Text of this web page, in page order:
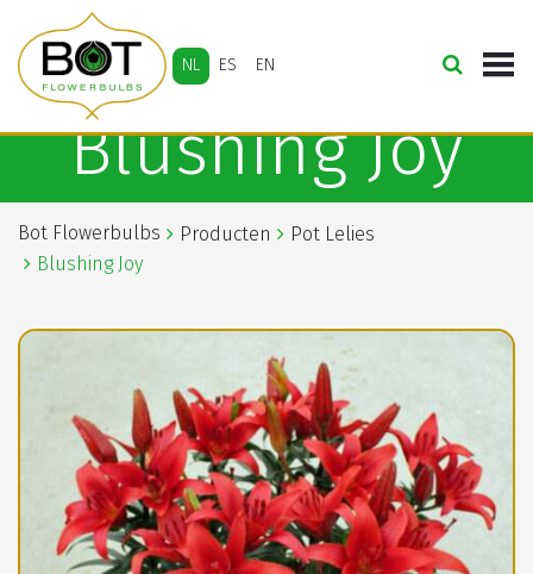
NL ES EN
Blushing Joy
Bot Flowerbulbs Producten
Pot Lelies
Blushing Joy